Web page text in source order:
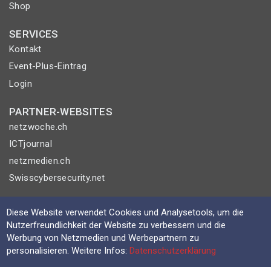
Shop
SERVICES
Kontakt
Event-Plus-Eintrag
Login
PARTNER-WEBSITES
netzwoche.ch
ICTjournal
netzmedien.ch
Swisscybersecurity.net
© NETZMEDIEN AG 2026
Impressum
AGB
Nutzungsbestimmungen
Diese Website verwendet Cookies und Analysetools, um die
Nutzerfreundlichkeit der Website zu verbessern und die
Werbung von Netzmedien und Werbepartnern zu
personalisieren. Weitere Infos:Datenschutzerklärung